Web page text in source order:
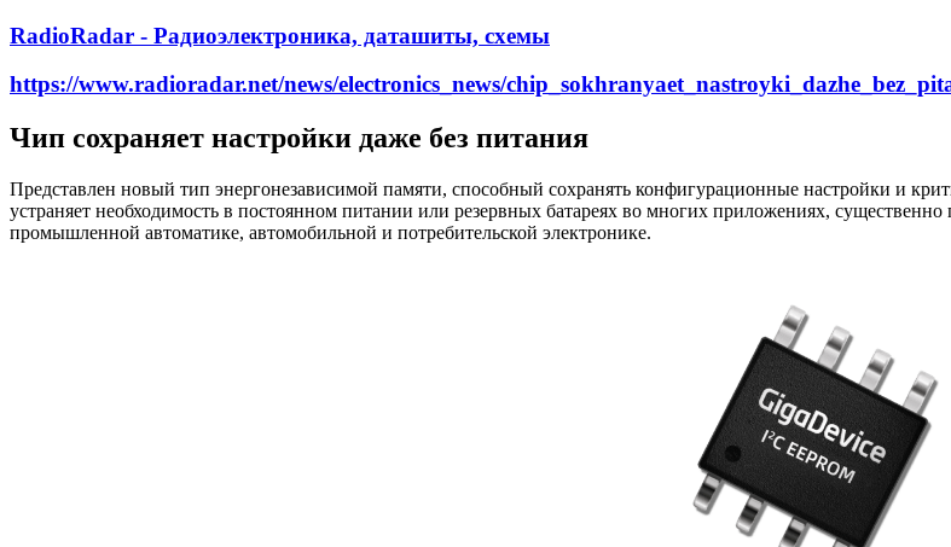
RadioRadar - Радиоэлектроника, даташиты, схемы
https://www.radioradar.net/news/electronics_news/
Чип сохраняет настройки даже без питания
Представлен новый тип энергонезависимой памяти, способный сохранять конфигурационные настройки и
устраняет необходимость в постоянном питании или резервных батареях во многих приложениях,
промышленной автоматике, автомобильной и потребительской электронике.